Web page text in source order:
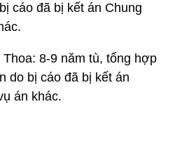
cáo đã bị kết án Chung
8-9 năm tù, tổng hợp
do bị cáo đã bị kết án
án khác.